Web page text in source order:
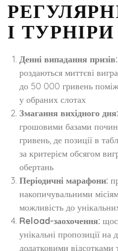
І ТУРНІРИ
Денні випадання призів:
роздаються миттєві
до 50 000 гривень
у обраних слотах
Змагання вихідного дня:
грошовими базами
гривень, де позиції в
за критерієм обсягом
обертань
Періодичні марафони:
накопичувальними
можливість до
Reload-заохочення:
унікальні пропозиції на
додатковими відсотками